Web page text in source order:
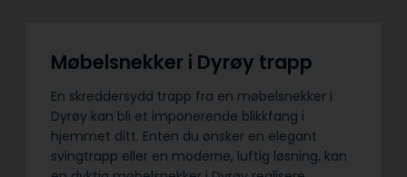
Møbelsnekker i Dyrøy trapp
En skreddersydd trapp fra en møbelsnekker i
Dyrøy kan bli et imponerende blikkfang i
hjemmet ditt. Enten du ønsker en elegant
svingtrapp eller en moderne, luftig løsning, kan